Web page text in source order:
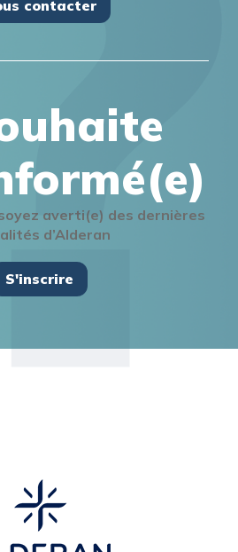
contacter
averti(e) des dernières
d’Alderan
S'inscrire